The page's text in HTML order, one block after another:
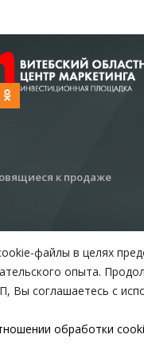
к продаже
файлы в целях
опыта.
Вы соглашаетесь с
обработки